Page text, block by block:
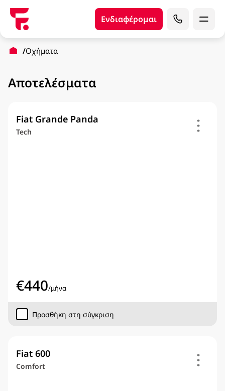
Ενδιαφέρομαι
Οχήματα
Αποτελέσματα
Fiat Grande Panda
Tech
€440/μήνα
Προσθήκη στη σύγκριση
Fiat 600
Comfort